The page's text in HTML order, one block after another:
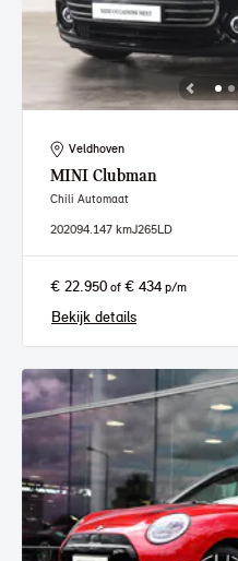
Veldhoven
MINI Clubman
Chili Automaat
202094.147 kmJ265LD
€ 22.950 of € 434p/m
Bekijk details